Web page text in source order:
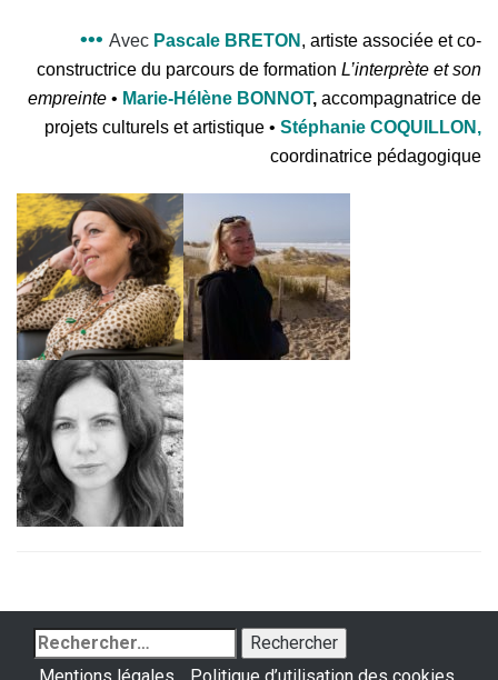
••• Avec Pascale BRETON , artiste associée et co-
constructrice du parcours de formation L’interprète et son
empreinte • Marie-Hélène BONNOT, accompagnatrice de
projets culturels et artistique • Stéphanie COQUILLON,
coordinatrice pédagogique
Rechercher :